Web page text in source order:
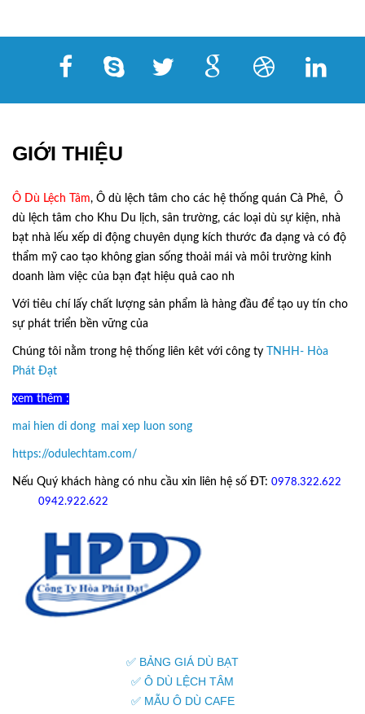
GIỚI THIỆU
Ô Dù Lệch Tâm, Ô dù lệch tâm cho các hệ thống quán Cà Phê, Ô
dù lệch tâm cho Khu Du lịch, sân trường, các loại dù sự kiện, nhà
bạt nhà lếu xếp di động chuyên dụng kích thước đa dạng và có độ
thẩm mỹ cao tạo không gian sống thoải mái và môi trường kinh
doanh làm việc của bạn đạt hiệu quả cao nh
Với tiêu chí lấy chất lượng sản phẩm là hàng đầu để tạo uy tín cho
sự phát triển bền vững của
Chúng tôi nằm trong hệ thống liên kêt với công ty TNHH- Hòa
Phát Đạt
xem thêm :
mai hien di dong mai xep luon song
https://odulechtam.com/
Nếu Quý khách hàng có nhu cầu xin liên hệ số ĐT: 0978.322.622
0942.922.622
✅ BẢNG GIÁ DÙ BẠT
✅ Ô DÙ LỆCH TÂM
✅ MẪU Ô DÙ CAFE